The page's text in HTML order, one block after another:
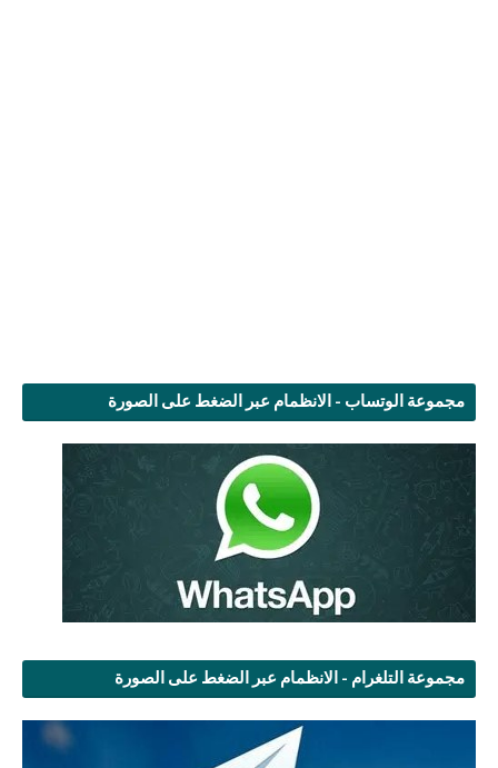
مجموعة الوتساب - الانظمام عبر الضغط على الصورة
مجموعة التلغرام - الانظمام عبر الضغط على الصورة